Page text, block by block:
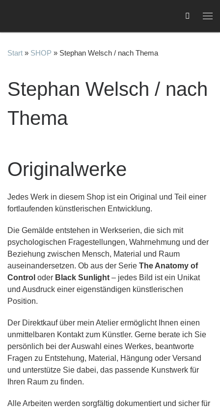
Start » SHOP » Stephan Welsch / nach Thema
Stephan Welsch / nach
Thema
Originalwerke
Jedes Werk in diesem Shop ist ein Original und Teil einer
fortlaufenden künstlerischen Entwicklung.
Die Gemälde entstehen in Werkserien, die sich mit
psychologischen Fragestellungen, Wahrnehmung und der
Beziehung zwischen Mensch, Material und Raum
auseinandersetzen. Ob aus der Serie The Anatomy of
Control oder Black Sunlight – jedes Bild ist ein Unikat
und Ausdruck einer eigenständigen künstlerischen
Position.
Der Direktkauf über mein Atelier ermöglicht Ihnen einen
unmittelbaren Kontakt zum Künstler. Gerne berate ich Sie
persönlich bei der Auswahl eines Werkes, beantworte
Fragen zu Entstehung, Material, Hängung oder Versand
und unterstütze Sie dabei, das passende Kunstwerk für
Ihren Raum zu finden.
Alle Arbeiten werden sorgfältig dokumentiert und sicher für